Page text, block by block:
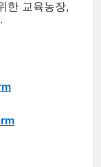
한 교육농장,